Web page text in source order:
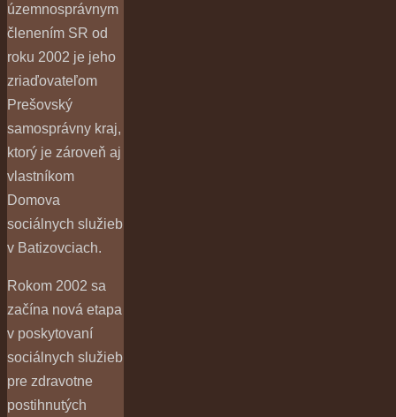
územnosprávnym
členením SR od
roku 2002 je jeho
zriaďovateľom
Prešovský
samosprávny kraj,
ktorý je zároveň aj
vlastníkom
Domova
sociálnych služieb
v Batizovciach.
Rokom 2002 sa
začína nová etapa
v poskytovaní
sociálnych služieb
pre zdravotne
postihnutých